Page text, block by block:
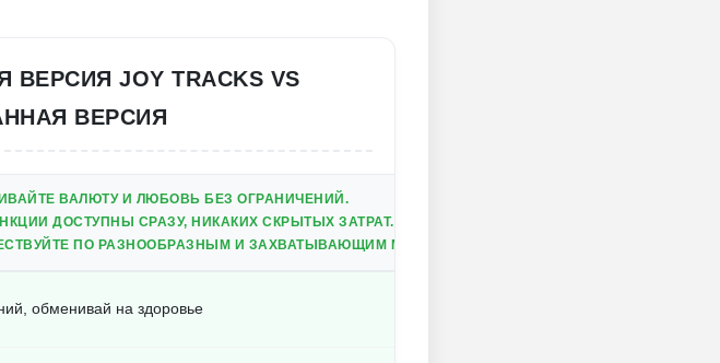
JOY TRACKS VS
ВЕРСИЯ
ВАЛЮТУ И ЛЮБОВЬ БЕЗ ОГРАНИЧЕНИЙ.
ДОСТУПНЫ СРАЗУ, НИКАКИХ СКРЫТЫХ ЗАТРАТ.
ПО РАЗНООБРАЗНЫМ И ЗАХВАТЫВАЮЩИМ МЕСТАХ.
обменивай на здоровье